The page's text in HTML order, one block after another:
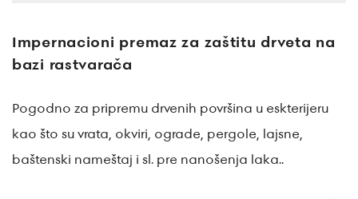
Impernacioni premaz za zaštitu drveta na
bazi rastvarača
Pogodno za pripremu drvenih površina u eskterijeru
kao što su vrata, okviri, ograde, pergole, lajsne,
baštenski nameštaj i sl. pre nanošenja laka..